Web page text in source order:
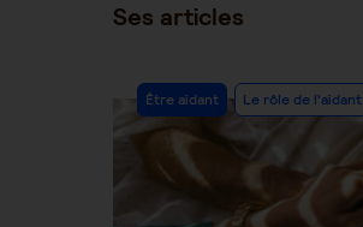
Ses articles
Post
Category:
Être aidant Le rôle de l'aidant